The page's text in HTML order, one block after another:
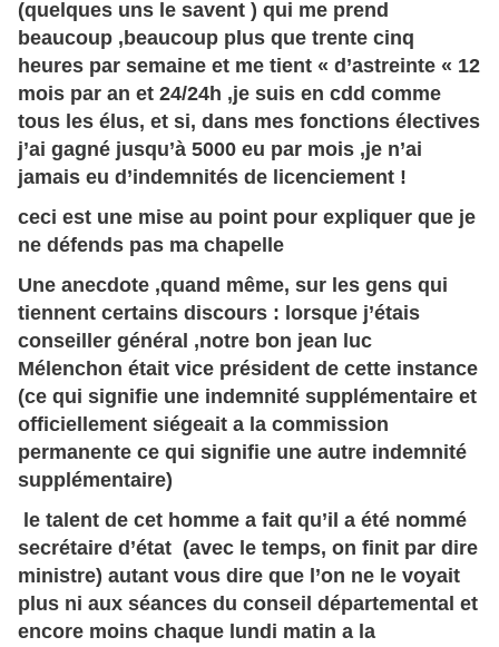
(quelques uns le savent ) qui me prend
beaucoup ,beaucoup plus que trente cinq
heures par semaine et me tient « d’astreinte « 12
mois par an et 24/24h ,je suis en cdd comme
tous les élus, et si, dans mes fonctions électives
j’ai gagné jusqu’à 5000 eu par mois ,je n’ai
jamais eu d’indemnités de licenciement !
ceci est une mise au point pour expliquer que je
ne défends pas ma chapelle
Une anecdote ,quand même, sur les gens qui
tiennent certains discours : lorsque j’étais
conseiller général ,notre bon jean luc
Mélenchon était vice président de cette instance
(ce qui signifie une indemnité supplémentaire et
officiellement siégeait a la commission
permanente ce qui signifie une autre indemnité
supplémentaire)
le talent de cet homme a fait qu’il a été nommé
secrétaire d’état (avec le temps, on finit par dire
ministre) autant vous dire que l’on ne le voyait
plus ni aux séances du conseil départemental et
encore moins chaque lundi matin a la